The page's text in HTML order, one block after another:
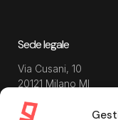
Sede legale
Via Cusani, 10
20121 Milano MI